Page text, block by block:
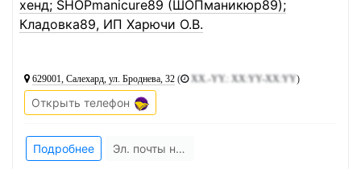
хенд; SHOPmanicure89 (ШОПманикюр89);
Кладовка89, ИП Харючи О.В.
629001, Салехард, ул. Броднева, 32 ( XX.-YY.: XX:YY-XX:YY)
Открыть телефон
Подробнее Эл. почты нет